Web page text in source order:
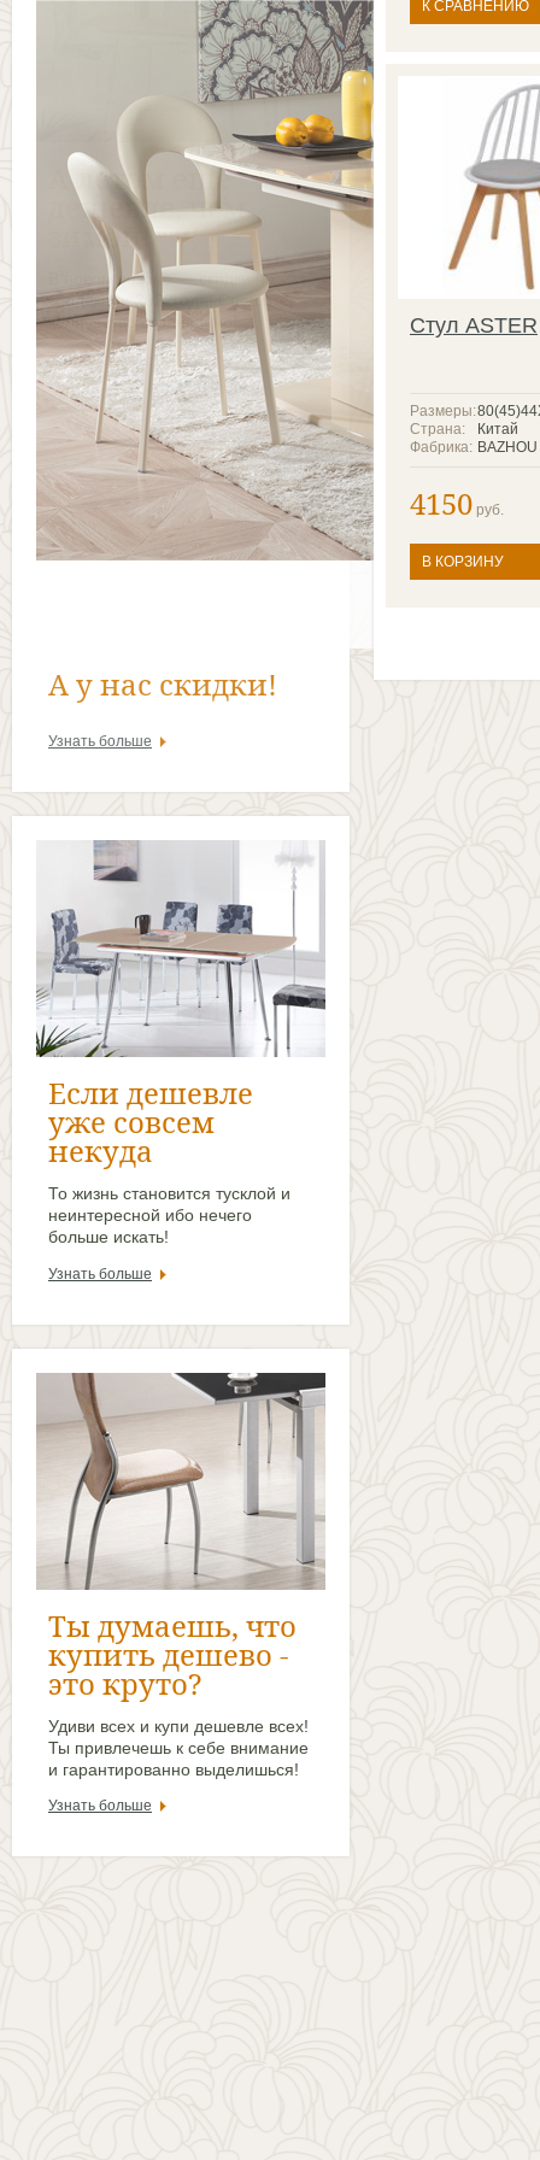
А у нас скидки!
Узнать больше
Если дешевле
уже совсем
некуда
То жизнь становится тусклой и
неинтересной ибо нечего
больше искать!
Узнать больше
Ты думаешь, что
купить дешево -
это круто?
Удиви всех и купи дешевле всех!
Ты привлечешь к себе внимание
и гарантированно выделишься!
Узнать больше
К СРАВНЕНИЮ
Стул ASTER
Размеры:
Китай
Страна:
Фабрика:
4150 руб.
В КОРЗИНУ